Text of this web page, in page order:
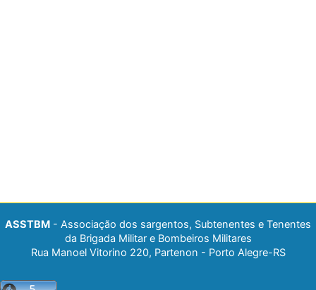
ASSTBM - Associação dos sargentos, Subtenentes e Tenentes
da Brigada Militar e Bombeiros Militares
Rua Manoel Vitorino 220, Partenon - Porto Alegre-RS